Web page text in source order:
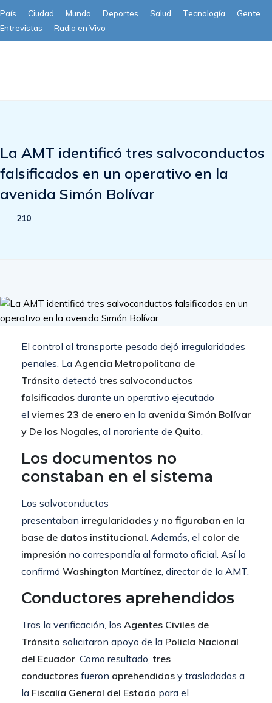
País Ciudad Mundo Deportes Salud Tecnología
Gente
Entrevistas
Radio en Vivo
La AMT identificó tres salvoconductos
falsificados en un operativo en la
avenida Simón Bolívar
210
El control al transporte pesado dejó irregularidades
penales. La Agencia Metropolitana de
Tránsito detectó tres salvoconductos
falsificados durante un operativo ejecutado
el viernes 23 de enero en la avenida Simón Bolívar
y De los Nogales, al nororiente de Quito.
Los documentos no
constaban en el sistema
Los salvoconductos
presentaban irregularidades y no figuraban en la
base de datos institucional. Además, el color de
impresión no correspondía al formato oficial. Así lo
confirmó Washington Martínez, director de la AMT.
Conductores aprehendidos
Tras la verificación, los Agentes Civiles de
Tránsito solicitaron apoyo de la Policía Nacional
del Ecuador. Como resultado, tres
conductores fueron aprehendidos y trasladados a
la Fiscalía General del Estado para el